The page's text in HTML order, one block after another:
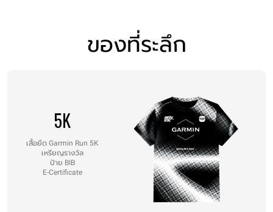
ของที่ระลึก
5K
เสื้อยืด Garmin Run 5K
เหรียญรางวัล
ป้าย BIB
E-Certificate